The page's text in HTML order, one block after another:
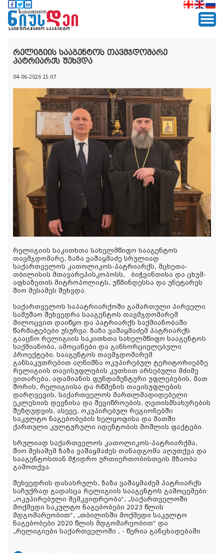
რელიგიის სააგენტოს თავმჯდომარე
პატრიარქს შეხვდა
04-06-2026 15:07
რელიგიის საკითხთა სახელმწიფო სააგენტოს
თავმჯდომარე, ზაზა ვაშაყმაძე სრულიად
საქართველოს კათოლიკოს-პატრიარქს, მცხეთა-
თბილისის მთავარეპისკოპოსს, ბიჭვინთისა და ცხუმ-
აფხაზეთის მიტროპოლიტს, უწმინდესსა და უნეტარეს
შიო მესამეს შეხვდა.
საქართველოს საპატრიარქოში გამართული პირველი
სამუშაო შეხვედრა სააგენტოს თავმჯდომარემ
მილოცვით დაიწყო და პატრიარქს საქმიანობაში
წარმატებები უსურვა. ზაზა ვაშაყმაძემ პატრიარქს
გააცნო რელიგიის საკითხთა სახელმწიფო სააგენტოს
საქმიანობა, ამოცანები და განხორციელებული
პროექტები. სააგენტოს თავმჯდომარემ
განსაკუთრებით აღნიშნა ოკუპირებულ ტერიტორიებზე
რელიგიის თავისუფლების კუთხით არსებული მძიმე
ვითარება, ადამიანის ფუნდამენტური უფლებების, მათ
შორის, რელიგიისა და რწმენის თავისუფლების
დარღვევის, საქართველოს მართლმადიდებელი
ეკლესიის დევნისა და შევიწროების, ღვთისმსახურების
შეზღუდვის, ასევე, ოკუპირებულ რეგიონებში
საკულტო ნაგებობების ხელყოფისა და მათში
ქართული კულტურული იდენტობის მოშლის ფაქტები.
სრულიად საქართველოს კათოლიკოს-პატრიარქმა,
შიო მესამემ ზაზა ვაშაყმაძეს თანადგომა აღუთქვა და
სააგენტოსთან მჭიდრო ურთიერთობისთვის მზაობა
გამოთქვა.
შეხვედრის დასასრულს, ზაზა ვაშაყმაძემ პატრიარქს
საჩუქრად გადასცა რელიგიის სააგენტოს გამოცემები:
„ოკუპირებული მემკვიდრეობა“, „საქართველოში
მოქმედი საკულტო ნაგებობები 2023 წლის
მდგომარეობით“, „თბილისში მოქმედი საკულტო
ნაგებობები 2020 წლის მდგომარეობით“ და
„რელიგიები საქართველოში , - წერია განცხადებაში